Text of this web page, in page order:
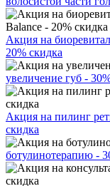
Акция на
20% скидка
увеличение губ -
Акция на пилинг
скидка
ботулинотерапию -